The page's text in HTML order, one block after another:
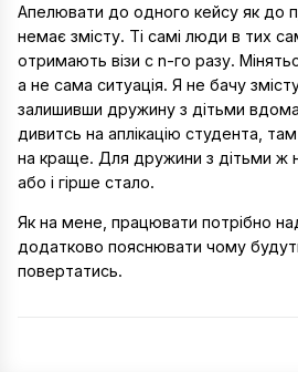
Апелювати до одного кейсу як до
немає змісту. Ті самі люди в тих
отримають візи с n-го разу.
а не сама ситуація. Я не бачу
залишивши дружину з дітьми
дивитсь на аплікацію студента,
на краще. Для дружини з дітьми ж
або і гірше стало.
Як на мене, працювати потрібно
додатково пояснювати чому
повертатись.